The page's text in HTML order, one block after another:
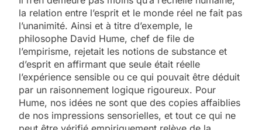
la relation entre l’esprit et le monde réel ne fait pas
l’unanimité. Ainsi et à titre d’exemple, le
philosophe David Hume, chef de file de
l’empirisme, rejetait les notions de substance et
d’esprit en affirmant que seule était réelle
l’expérience sensible ou ce qui pouvait être déduit
par un raisonnement logique rigoureux. Pour
Hume, nos idées ne sont que des copies affaiblies
de nos impressions sensorielles, et tout ce qui ne